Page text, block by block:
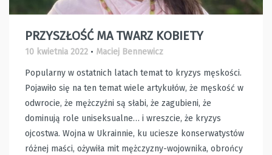
PRZYSZŁOŚĆ MA TWARZ KOBIETY
10 kwietnia 2022 • Maciej Bennewicz
Popularny w ostatnich latach temat to kryzys męskości.
Pojawiło się na ten temat wiele artykułów, że męskość w
odwrocie, że mężczyźni są słabi, że zagubieni, że
dominują role uniseksualne… i wreszcie, że kryzys
ojcostwa. Wojna w Ukrainnie, ku uciesze konserwatystów
różnej maści, ożywiła mit mężczyzny-wojownika, obrońcy